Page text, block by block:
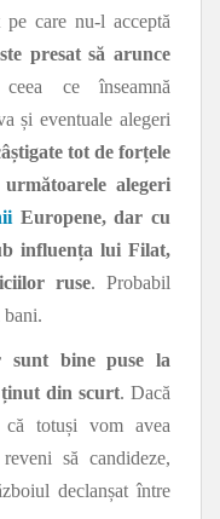
pe care nu-l acceptă
presat să arunce
ce înseamnă
și eventuale alegeri
tot de forțele
alegeri
Europene, dar cu
influența lui Filat,
ruse. Probabil
bani.
sunt bine puse la
ținut din scurt. Dacă
totuși vom avea
să candideze,
declanșat între